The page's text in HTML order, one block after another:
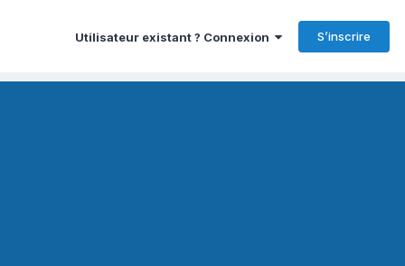
Utilisateur existant ? Connexion S’inscrire